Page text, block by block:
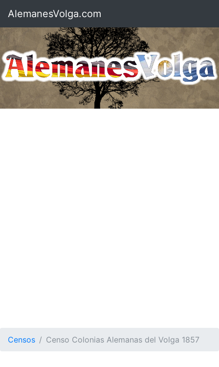
AlemanesVolga.com
Censos Censo Colonias Alemanas del Volga 1857